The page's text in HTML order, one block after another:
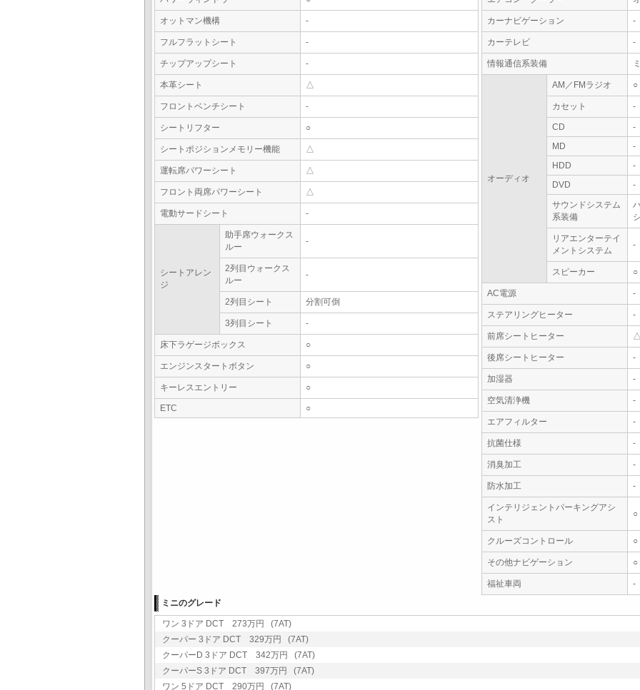
オットマン機構 -
フルフラットシート -
チップアップシート -
本革シート △
フロントベンチシート -
シートリフター ○
シートポジションメモリー機能 △
運転席パワーシート △
フロント両席パワーシート △
電動サードシート -
シートアレン
ジ
助手席ウォークス
ルー
-
2列目ウォークス
ルー
-
2列目シート 分割可倒
3列目シート -
床下ラゲージボックス ○
エンジンスタートボタン ○
キーレスエントリー ○
ETC ○
カーナビゲーション -
カーテレビ -
情報通信系装備
オーディオ
AM／FMラジオ ○
カセット -
CD
-
MD
-
HDD
-
DVD
-
サウンドシステム
系装備
リアエンターテイ
メントシステム
-
スピーカー ○
AC電源 -
ステアリングヒーター -
前席シートヒーター
後席シートヒーター -
加湿器 -
空気清浄機 -
エアフィルター -
抗菌仕様 -
消臭加工 -
防水加工 -
インテリジェントパーキングアシ
スト
○
クルーズコントロール ○
その他ナビゲーション ○
福祉車両
-
ミニのグレード
ワン 3ドア DCT 273万円 (7AT)
クーパー 3ドア DCT 329万円 (7AT)
クーパーD 3ドア DCT 342万円 (7AT)
クーパーS 3ドア DCT 397万円 (7AT)
ワン 5ドア DCT 290万円 (7AT)